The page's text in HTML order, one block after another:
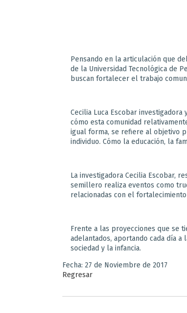
Pensando en la articulación que
de la Universidad Tecnológica de
buscan fortalecer el trabajo
Cecilia Luca Escobar
cómo esta comunidad
igual forma, se refiere al objetivo
individuo. Cómo la educación, la
La investigadora Cecilia Escobar,
semillero realiza eventos como
relacionadas con el
Frente a las proyecciones que se
adelantados, aportando cada día
sociedad y la infancia.
Fecha: 27 de Noviembre de 2017
Regresar